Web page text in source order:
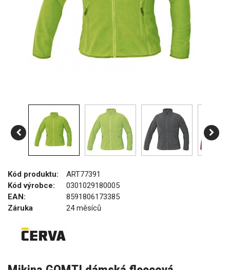
Kód produktu:
ART77391
Kód výrobce:
0301029180005
EAN:
8591806173385
Záruka
24 měsíců